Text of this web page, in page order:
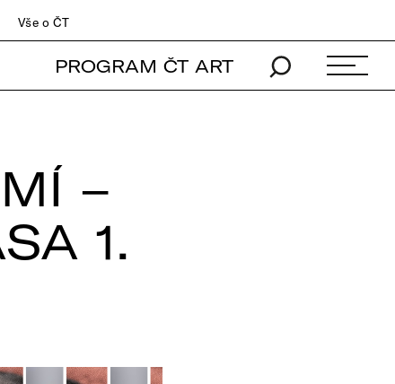
Vše o ČT
PROGRAM ČT ART
–
1.